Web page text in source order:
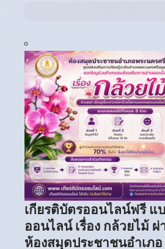
เกียรติบัตรออนไลน์ฟรี แ
ออนไลน์ เรื่อง กล้วยไม้
ห้องสมุดประชาชนอำเภอ